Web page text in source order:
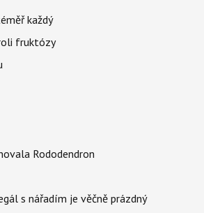
každý
fruktózy
Rododendron
s nářadím je věčně prázdný